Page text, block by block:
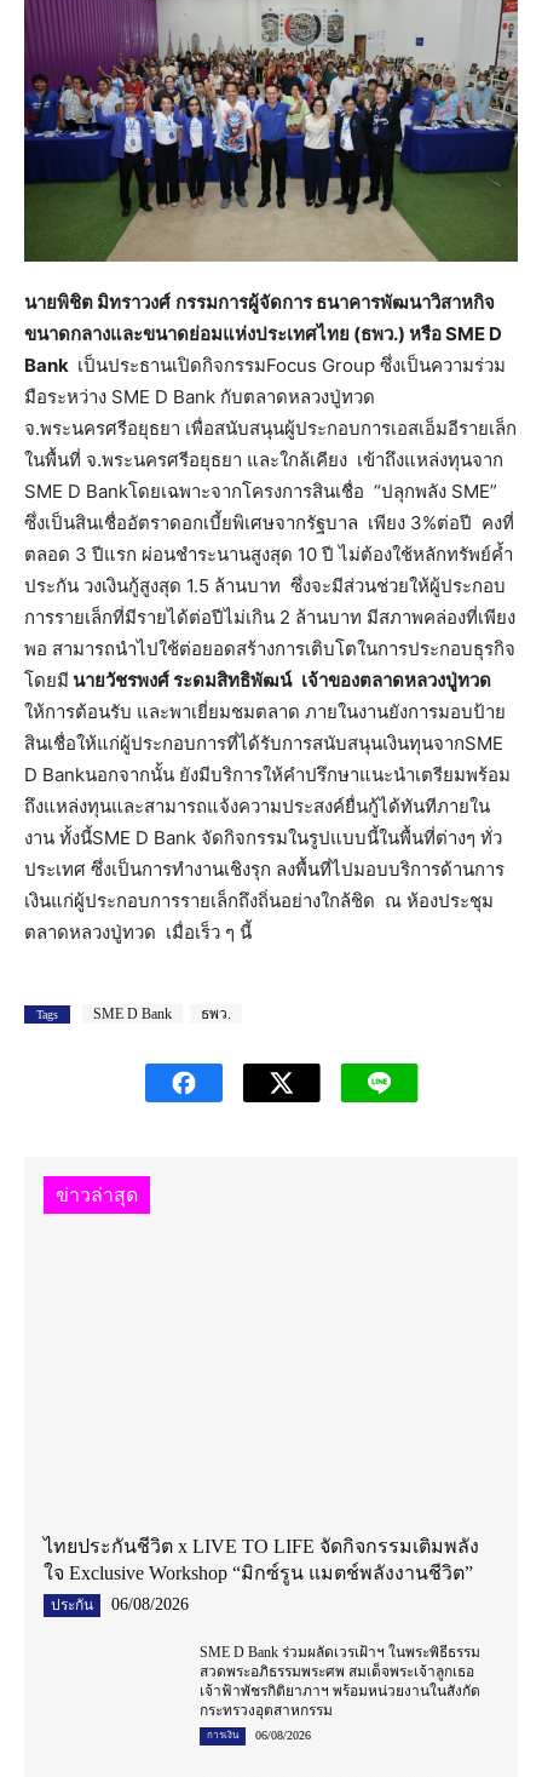
นายพิชิต มิทราวงศ์ กรรมการผู้จัดการ ธนาคารพัฒนาวิสาหกิจ
ขนาดกลางและขนาดย่อมแห่งประเทศไทย (ธพว.) หรือSME D
Bank เป็นประธานเปิดกิจกรรมFocus Group ซึ่งเป็นความร่วม
มือระหว่าง SME D Bank กับตลาดหลวงปู่ทวด
จ.พระนครศรีอยุธยา เพื่อสนับสนุนผู้ประกอบการเอสเอ็มอีรายเล็ก
ในพื้นที่ จ.พระนครศรีอยุธยา และใกล้เคียง เข้าถึงแหล่งทุนจาก
SME D Bankโดยเฉพาะจากโครงการสินเชื่อ “ปลุกพลัง SME”
ซึ่งเป็นสินเชื่ออัตราดอกเบี้ยพิเศษจากรัฐบาล เพียง 3%ต่อปี คงที่
ตลอด 3 ปีแรก ผ่อนชำระนานสูงสุด 10 ปี ไม่ต้องใช้หลักทรัพย์ค้ำ
ประกัน วงเงินกู้สูงสุด 1.5 ล้านบาท ซึ่งจะมีส่วนช่วยให้ผู้ประกอบ
การรายเล็กที่มีรายได้ต่อปีไม่เกิน 2 ล้านบาท มีสภาพคล่องที่เพียง
พอ สามารถนำไปใช้ต่อยอดสร้างการเติบโตในการประกอบธุรกิจ
โดยมี นายวัชรพงศ์ ระดมสิทธิพัฒน์ เจ้าของตลาดหลวงปู่ทวด
ให้การต้อนรับ และพาเยี่ยมชมตลาด ภายในงานยังการมอบป้าย
สินเชื่อให้แก่ผู้ประกอบการที่ได้รับการสนับสนุนเงินทุนจากSME
D Bankนอกจากนั้น ยังมีบริการให้คำปรึกษาแนะนำเตรียมพร้อม
ถึงแหล่งทุนและสามารถแจ้งความประสงค์ยื่นกู้ได้ทันทีภายใน
งาน ทั้งนี้SME D Bank จัดกิจกรรมในรูปแบบนี้ในพื้นที่ต่างๆ ทั่ว
ประเทศ ซึ่งเป็นการทำงานเชิงรุก ลงพื้นที่ไปมอบบริการด้านการ
เงินแก่ผู้ประกอบการรายเล็กถึงถิ่นอย่างใกล้ชิด ณ ห้องประชุม
ตลาดหลวงปู่ทวด เมื่อเร็ว ๆ นี้
Tags SME D Bank ธพว.
ข่าวล่าสุด
ไทยประกันชีวิต x LIVE TO LIFE จัดกิจกรรมเติมพลัง
ใจ Exclusive Workshop “มิกซ์รูน แมตช์พลังงานชีวิต”
ประกัน 06/08/2026
SME D Bank ร่วมผลัดเวรเฝ้าฯ ในพระพิธีธรรม
สวดพระอภิธรรมพระศพ สมเด็จพระเจ้าลูกเธอ
เจ้าฟ้าพัชรกิติยาภาฯ พร้อมหน่วยงานในสังกัด
กระทรวงอุตสาหกรรม
การเงิน 06/08/2026